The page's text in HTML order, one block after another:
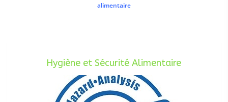
alimentaire
Hygiène et Sécurité Alimentaire